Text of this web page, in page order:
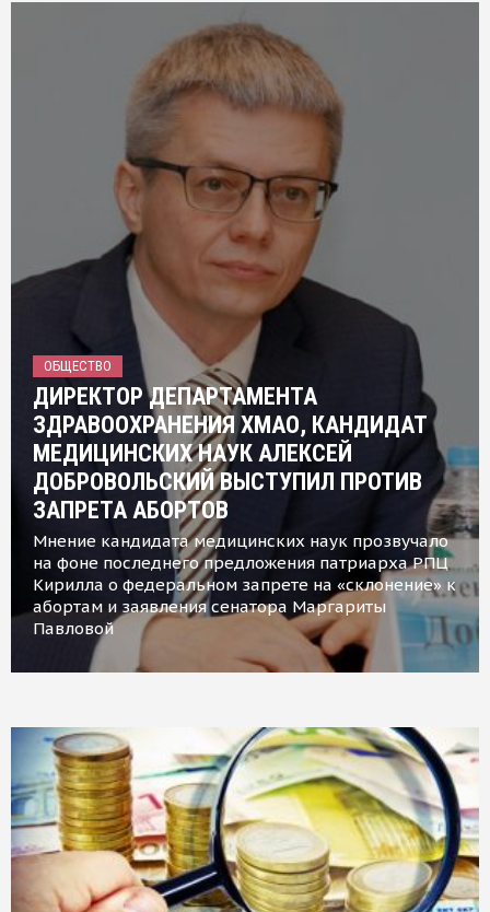
ОБЩЕСТВО
ДИРЕКТОР ДЕПАРТАМЕНТА
ЗДРАВООХРАНЕНИЯ ХМАО, КАНДИДАТ
МЕДИЦИНСКИХ НАУК АЛЕКСЕЙ
ДОБРОВОЛЬСКИЙ ВЫСТУПИЛ ПРОТИВ
ЗАПРЕТА АБОРТОВ
Мнение кандидата медицинских наук прозвучало
на фоне последнего предложения патриарха РПЦ
Кирилла о федеральном запрете на «склонение» к
абортам и заявления сенатора Маргариты
Павловой